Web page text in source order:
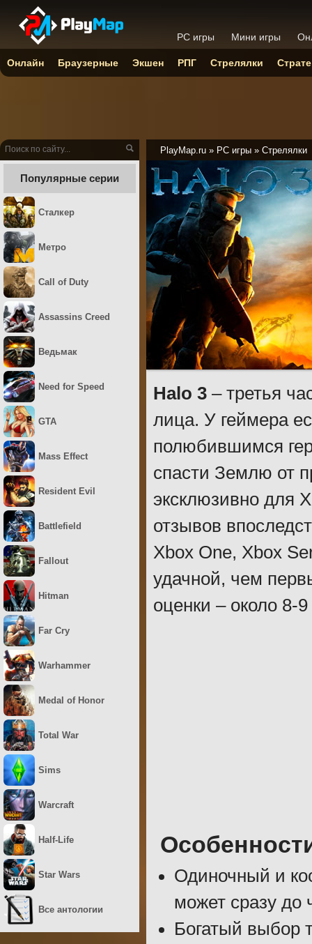
PlayMap.ru » PC игры » Стрелялки
Halo 3 – третья
лица. У геймера
полюбившимся
спасти Землю от
эксклюзивно для
отзывов
Xbox One, Xbox
удачной, чем
оценки – около 8-
Одиночный и
может сразу до
Богатый выбор
Популярные серии
Сталкер
Метро
Call of Duty
Assassins Creed
Ведьмак
Need for Speed
GTA
Mass Effect
Resident Evil
Battlefield
Fallout
Hitman
Far Cry
Warhammer
Medal of Honor
Total War
Sims
Warcraft
Half-Life
Star Wars
Все антологии
PC игры Мини игры
Онлайн Браузерные Экшен РПГ Стрелялки